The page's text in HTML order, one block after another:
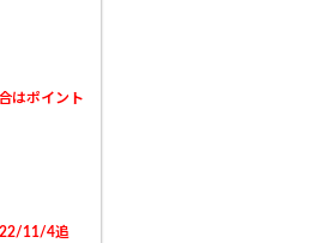
はポイント
11/4追